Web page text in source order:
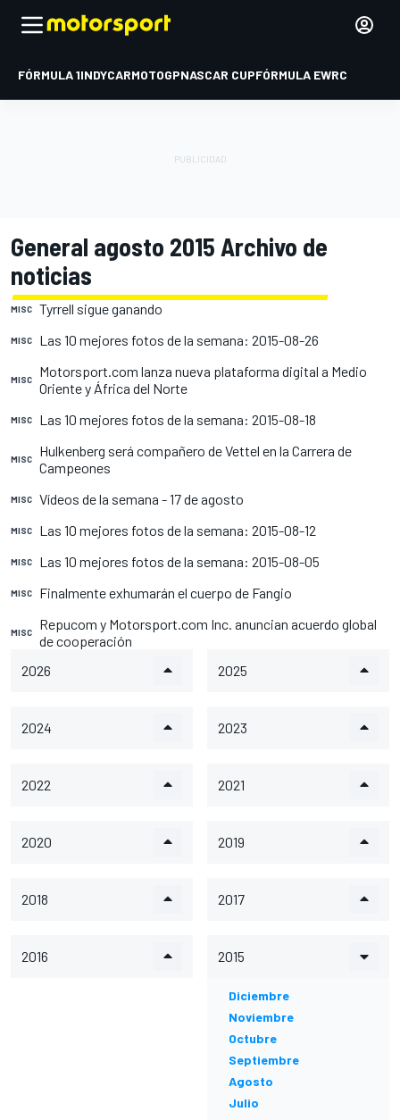
FÓRMULA 1INDYCARMOTOGPNASCAR CUPFÓRMULA EWRC
General agosto 2015 Archivo de
noticias
MISC Tyrrell sigue ganando
MISC Las 10 mejores fotos de la semana: 2015-08-26
MISC
Motorsport.com lanza nueva plataforma digital a Medio
Oriente y África del Norte
MISC Las 10 mejores fotos de la semana: 2015-08-18
MISC
Hulkenberg será compañero de Vettel en la Carrera de
Campeones
MISC Vídeos de la semana - 17 de agosto
MISC Las 10 mejores fotos de la semana: 2015-08-12
MISC Las 10 mejores fotos de la semana: 2015-08-05
MISC Finalmente exhumarán el cuerpo de Fangio
MISC
Repucom y Motorsport.com Inc. anuncian acuerdo global
de cooperación
2026
2025
2024 2023
2022 2021
2020 2019
2018 2017
2016 2015
Diciembre
Noviembre
Octubre
Septiembre
Agosto
Julio